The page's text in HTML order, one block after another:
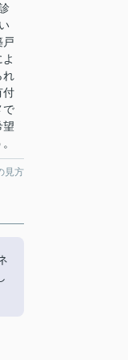
戸
れ
付
で
望
見方